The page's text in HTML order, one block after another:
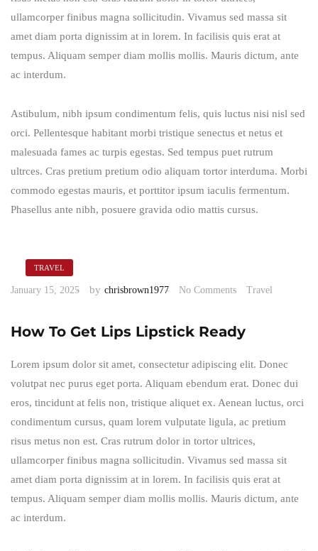
ullamcorper finibus magna sollicitudin. Vivamus sed massa sit
amet diam porta dignissim at in lorem. In facilisis quis erat at
tempus. Aliquam semper diam mollis mollis. Mauris dictum, ante
ac interdum.
Astibulum, nibh ipsum condimentum felis, quis luctus nisi nisl sed
orci. Pellentesque habitant morbi tristique senectus et netus et
malesuada fames ac turpis egestas. Sed tempus puet rutrum
ultrces. Cras pretium pretium odio aliquam tortor interduma. Morbi
commodo egestas mauris, et porttitor ipsum iaculis fermentum.
Phasellus ante nibh, posuere gravida odio mattis cursus.
TRAVEL
January 15, 2025 by chrisbrown1977 No Comments Travel
How To Get Lips Lipstick Ready
Lorem ipsum dolor sit amet, consectetur adipiscing elit. Donec
volutpat nec purus eget porta. Aliquam ebendum erat. Donec dui
eros, tincidunt at felis non, tristique aliquet ex. Aenean luctus, orci
condimentum cursus, quam lorem vulputate ligula, ac pretium
risus metus non est. Cras rutrum dolor in tortor ultrices,
ullamcorper finibus magna sollicitudin. Vivamus sed massa sit
amet diam porta dignissim at in lorem. In facilisis quis erat at
tempus. Aliquam semper diam mollis mollis. Mauris dictum, ante
ac interdum.